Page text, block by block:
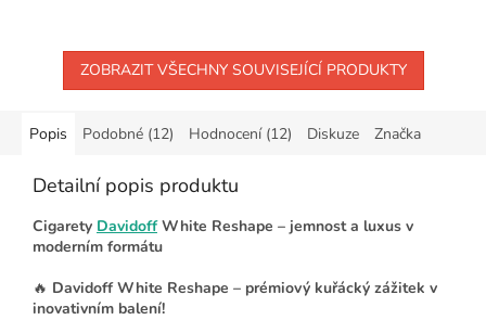
ZOBRAZIT VŠECHNY SOUVISEJÍCÍ PRODUKTY
Popis Podobné (12) Hodnocení (12) Diskuze Značka
Detailní popis produktu
Cigarety DavidoffWhite Reshape – jemnost a luxus v
moderním formátu
🔥 Davidoff White Reshape – prémiový kuřácký zážitek v
inovativním balení!